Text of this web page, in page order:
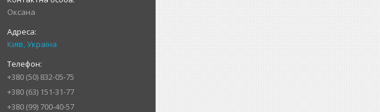
Оксана
Київ, Україна
+380 (50) 832-05-75
+380 (63) 151-31-77
+380 (99) 700-40-57